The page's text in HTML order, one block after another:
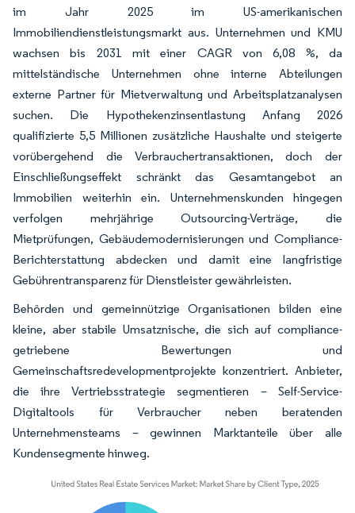
im Jahr 2025 im US-amerikanischen
Immobiliendienstleistungsmarkt aus. Unternehmen und KMU
wachsen bis 2031 mit einer CAGR von 6,08 %, da
mittelständische Unternehmen ohne interne Abteilungen
externe Partner für Mietverwaltung und Arbeitsplatzanalysen
suchen. Die Hypothekenzinsentlastung Anfang 2026
qualifizierte 5,5 Millionen zusätzliche Haushalte und steigerte
vorübergehend die Verbrauchertransaktionen, doch der
Einschließungseffekt schränkt das Gesamtangebot an
Immobilien weiterhin ein. Unternehmenskunden hingegen
verfolgen mehrjährige Outsourcing-Verträge, die
Mietprüfungen, Gebäudemodernisierungen und Compliance-
Berichterstattung abdecken und damit eine langfristige
Gebührentransparenz für Dienstleister gewährleisten.
Behörden und gemeinnützige Organisationen bilden eine
kleine, aber stabile Umsatznische, die sich auf compliance-
getriebene Bewertungen und
Gemeinschaftsredevelopmentprojekte konzentriert. Anbieter,
die ihre Vertriebsstrategie segmentieren – Self-Service-
Digitaltools für Verbraucher neben beratenden
Unternehmensteams – gewinnen Marktanteile über alle
Kundensegmente hinweg.